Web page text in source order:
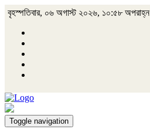
বৃহস্পতিবার, ০৬ অগাস্ট ২০২৬, ১০:৫৮ অপরাহ্ন
Toggle navigation